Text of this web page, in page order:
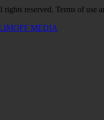
reserved. Terms of use
MEDIA